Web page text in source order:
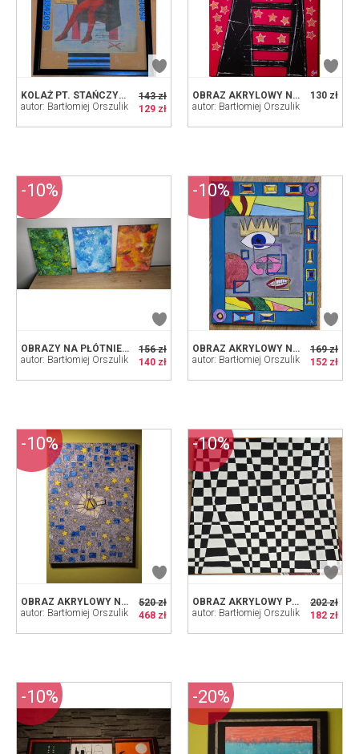
143 zł
129 zł
KOLAŻ PT. STAŃCZYK W RAMCE
autor: Bartłomiej Orszulik
130 zł
OBRAZ AKRYLOWY NA PŁÓTNIE PT. MORDOR
autor: Bartłomiej Orszulik
156 zł
140 zł
OBRAZY NA PŁÓTNIE PT. 3 PORY ROKU
autor: Bartłomiej Orszulik
-10%
169 zł
152 zł
OBRAZ AKRYLOWY NA PŁÓTNIE PT. KRÓLESTWO
autor: Bartłomiej Orszulik
-10%
520 zł
468 zł
OBRAZ AKRYLOWY NA PŁÓTNIE PT. GWIEZDNA WOJNA
autor: Bartłomiej Orszulik
-10%
202 zł
182 zł
OBRAZ AKRYLOWY PT. ZIMNA WOJNA
autor: Bartłomiej Orszulik
-10%
-10% -20%